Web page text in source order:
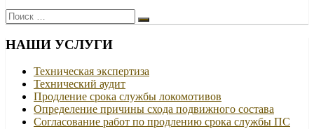
Поиск:
НАШИ УСЛУГИ
Техническая экспертиза
Технический аудит
Продление срока службы локомотивов
Определение причины схода подвижного состава
Согласование работ по продлению срока службы ПС